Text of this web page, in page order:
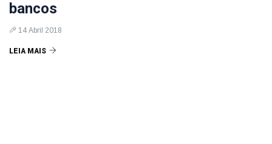
bancos
14 Abril 2018
LEIA MAIS